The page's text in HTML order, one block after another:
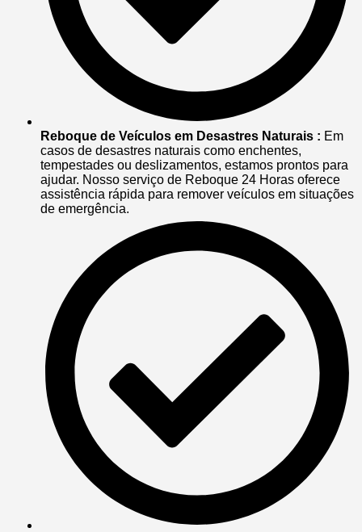
Reboque de Veículos em Desastres Naturais : Em
casos de desastres naturais como enchentes,
tempestades ou deslizamentos, estamos prontos para
ajudar. Nosso serviço de Reboque 24 Horas oferece
assistência rápida para remover veículos em situações
de emergência.